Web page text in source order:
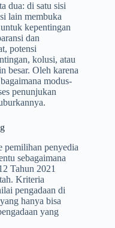
dua: di satu sisi
lain membuka
kepentingan
dan
potensi
kolusi, atau
besar. Oleh karena
modus-
penunjukan
pemilihan penyedia
sebagaimana
Tahun 2021
Kriteria
pengadaan di
hanya bisa
yang